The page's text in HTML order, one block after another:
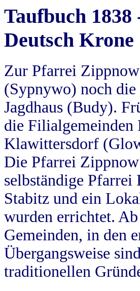
Taufbuch
Deutsch Krone
Zur Pfarrei
(Sypnywo) noch
Jagdhaus (Budy).
die Filialgemeinden
Klawittersdorf
Die Pfarrei
selbständige
Stabitz und ein
wurden errichtet.
Gemeinden, in den
Übergangsweise
traditionellen